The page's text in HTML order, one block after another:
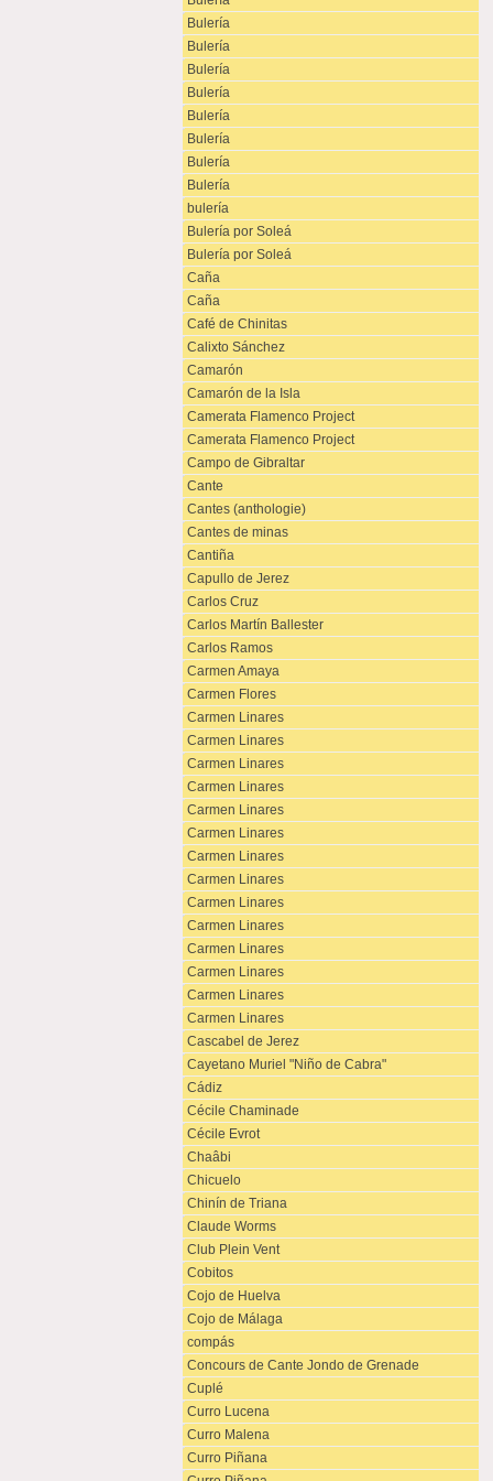
Bulería
Bulería
Bulería
Bulería
Bulería
Bulería
Bulería
Bulería
bulería
Bulería por Soleá
Bulería por Soleá
Caña
Caña
Café de Chinitas
Calixto Sánchez
Camarón
Camarón de la Isla
Camerata Flamenco Project
Camerata Flamenco Project
Campo de Gibraltar
Cante
Cantes (anthologie)
Cantes de minas
Cantiña
Capullo de Jerez
Carlos Cruz
Carlos Martín Ballester
Carlos Ramos
Carmen Amaya
Carmen Flores
Carmen Linares
Carmen Linares
Carmen Linares
Carmen Linares
Carmen Linares
Carmen Linares
Carmen Linares
Carmen Linares
Carmen Linares
Carmen Linares
Carmen Linares
Carmen Linares
Carmen Linares
Carmen Linares
Cascabel de Jerez
Cayetano Muriel "Niño de Cabra"
Cádiz
Cécile Chaminade
Cécile Evrot
Chaâbi
Chicuelo
Chinín de Triana
Claude Worms
Club Plein Vent
Cobitos
Cojo de Huelva
Cojo de Málaga
compás
Concours de Cante Jondo de Grenade
Cuplé
Curro Lucena
Curro Malena
Curro Piñana